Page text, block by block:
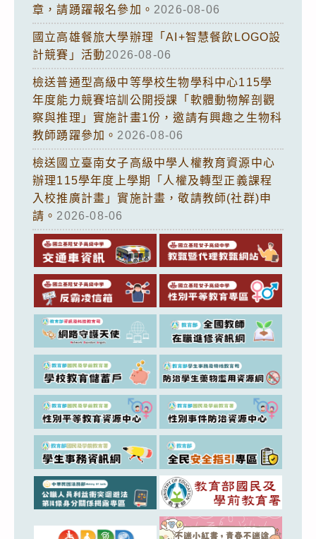
章，請踴躍報名參加。 2026-08-06
國立高雄餐旅大學辦理「AI+智慧餐飲LOGO設
計競賽」活動2026-08-06
檢送普通型高級中等學校生物學科中心115學
年度能力競賽培訓公開授課「軟體動物解剖觀
察與推理」實施計畫1份，邀請有興趣之生物科
教師踴躍參加。 2026-08-06
檢送國立臺南女子高級中學人權教育資源中心
辦理115學年度上學期「人權及轉型正義課程
入校推廣計畫」實施計畫，敬請教師(社群)申
請。 2026-08-06